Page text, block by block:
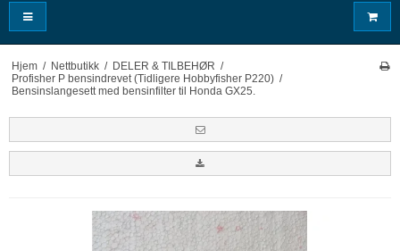
Hjem / Nettbutikk / DELER & TILBEHØR /
Profisher P bensindrevet (Tidligere Hobbyfisher P220) /
Bensinslangesett med bensinfilter til Honda GX25.